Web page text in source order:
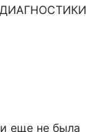
еще не была